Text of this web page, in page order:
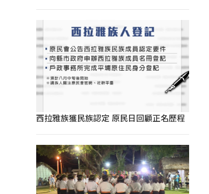
西拉雅族獲民族認定 原民日回顧正名歷程